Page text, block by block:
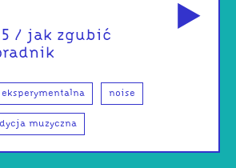
/ jak zgubić
eksperymentalna noise
muzyczna